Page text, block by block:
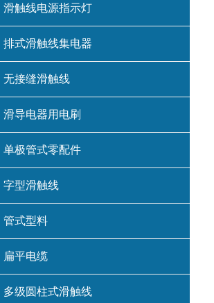
滑触线电源指示灯
排式滑触线集电器
无接缝滑触线
滑导电器用电刷
单极管式零配件
字型滑触线
管式型料
扁平电缆
多级圆柱式滑触线